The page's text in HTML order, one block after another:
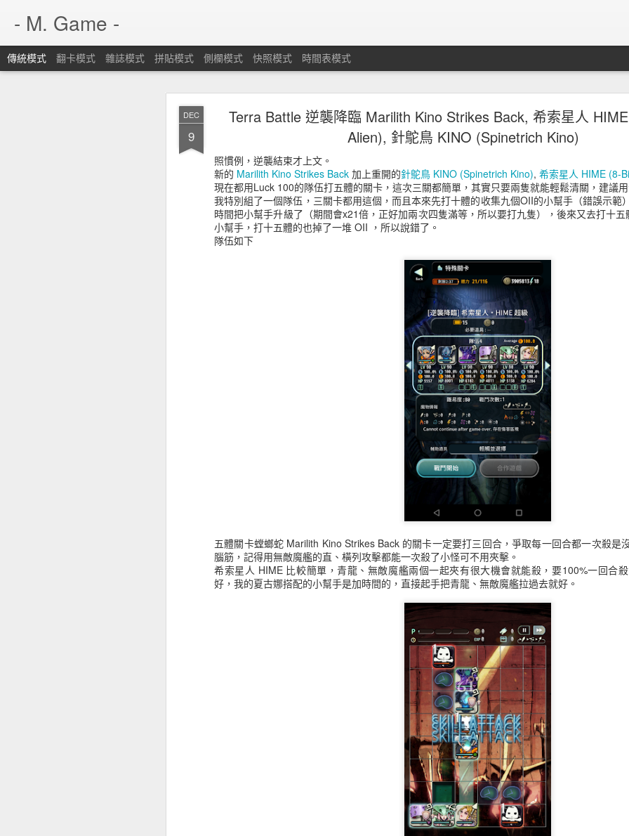
DEC
9
Terra Battle 逆襲降臨 Marilith Kino Strikes Back, 希索星人
Alien), 針鴕鳥 KINO (Spinetrich Kino)
照慣例，逆襲結束才上文。
新的 Marilith Kino Strikes Back 加上重開的針鴕鳥 KINO (Spinetrich Kino), 希索星人 HIME (8-
現在都用Luck 100的隊伍打五體的關卡，這次三關都簡單，其實只要兩隻就能輕鬆清關，建議
我特別組了一個隊伍，三關卡都用這個，而且本來先打十體的收集九個OII的小幫手（錯誤示範
時間把小幫手升級了（期間會x21倍，正好加兩次四隻滿等，所以要打九隻），後來又去打十
小幫手，打十五體的也掉了一堆 OII ，所以說錯了。
隊伍如下
五體關卡螳螂蛇 Marilith Kino Strikes Back 的關卡一定要打三回合，爭取每一回合都一次殺是
腦筋，記得用無敵魔艦的直、橫列攻擊都能一次殺了小怪可不用夾擊。
希索星人 HIME 比較簡單，青龍、無敵魔艦兩個一起夾有很大機會就能殺，要100%一回合
好，我的夏古娜搭配的小幫手是加時間的，直接起手把青龍、無敵魔艦拉過去就好。
- M. Game -
傳統模式 翻卡模式 雜誌模式 拼貼模式 側欄模式 快照模式 時間表模式
Terra Battle 逆襲降臨 Mechanic Kino Strikes Back, 羽翼獸 HIME
大海怪 KINO (Kraken Kino)
這次的文章Mechanic Kino Strikes Back
兩天才寫。
這次重開的羽翼獸 HIME (8-Bit Orbling), 大海怪 KINO (Kraken Kino) 有特別的意義，先說大海
最早開的，當時打的非常辛苦才能打過，需要無數次接關，在前幾天的 wiki 才把資料補齊就知
放羽翼獸 HIME (8-Bit Orbling)直接讓我不想玩了，最多只能打十體力的關卡，十五體的關卡網
然過不了，讓我決定從此不玩這遊戲。網路上的評論是本來是玩遊戲現在是被遊戲玩。
然後合開的那次就直接把羽翼獸 HIME (8-Bit Orbling)的難度降低非常多，那時候十五體的關卡也
可能有人發現新開的三回合版本都比較簡單，事實是五、十、十五體的關卡，新開的是初、中
級，舊的也是五、十、十五體的關卡卻是中、上、超級，分別是 45, 65, 80 級的關卡，自然比較難
其實十五體關卡的 Luck 100 隊伍比週六、日打錢關還好賺。所有十體的會有那個小怪的 OII 版
與一個別角色的 O II，所有版本的 O II 都是 Z 30 級可以賣 13500，但是 O 的版本就不同了。
比如說Mechanic Kino Strikes Back是艾琳 O II (13500)和 維修機械兵 O (10000)/O II(13500)，
比森 O II (13500), 大海怪 KINO O (10000)/O II (13500)。
但是羽翼獸 HIME 則是布魯巴伯 O II (13500)和羽翼獸 HIME O (50000)/O II (13500)，沒錯他
上布條都沒打到的話有 500 個萊卡物品約可換 2500 ，平均十五體收入應該有兩萬，比起週六、
這次的 Mechanic Kino Strikes Back 沒什麼好說的，王只有對蜥蜴人打的稍微痛一點，反正九十
隨便殺，我的小號練技能的隊伍都能三回合都是一次秒，反而是主號用 Luck 100 隊伍攻擊力差
羽翼獸 HIME (8-Bit Orbling)這個以前最難的關卡自從上次改弱後應該都能殺的死，而且 Luck
屬小跟班是行動機關無效，之前沒用 Luck 100 的隊伍打的時候我是帶白補阿米奈，她的專屬
王的特色是弓、劍打下去都是 10% 傷害，魔法攻擊 30% ，所以要用矛打， 錢抽 Luck 100 隊有
全直，在 30% 血以後會全螢幕攻擊，王的血153189x.3=45956，小心、小力打到五萬出頭就可
Luck 100 隊一次打最多四萬出頭正好打不死要被打一下。
這就奇怪了，王是劍職怕矛，理論上對弓職有加強，但是事實上夏古娜Λ每次都會死，反而是魔
混沌聖獸 巫妖每次都沒事，換上加血暗影權杖、減傷的冬貝利、障壁的源式之盾幾乎都沒效，
附上我的隊伍